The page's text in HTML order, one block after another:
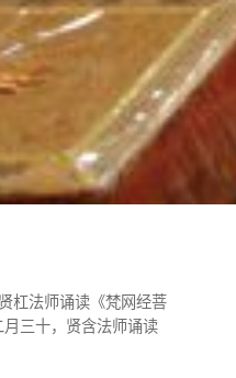
杠法师诵读《梵网经菩
三十，贤含法师诵读